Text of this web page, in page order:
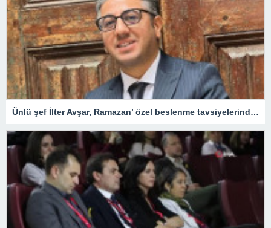
Ünlü şef İlter Avşar, Ramazan’ özel beslenme tavsiyelerinde bulundu